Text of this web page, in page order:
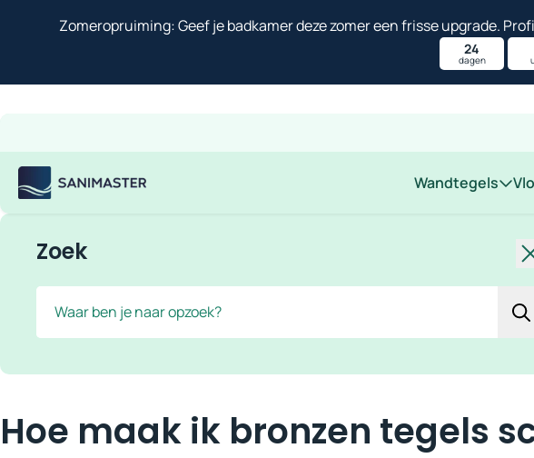
Zomeropruiming: Geef je badkamer deze zomer een frisse upgrade.
24
dagen
Sanimaster Wandtegels
Zoek
Hoe maak ik bronzen tegels